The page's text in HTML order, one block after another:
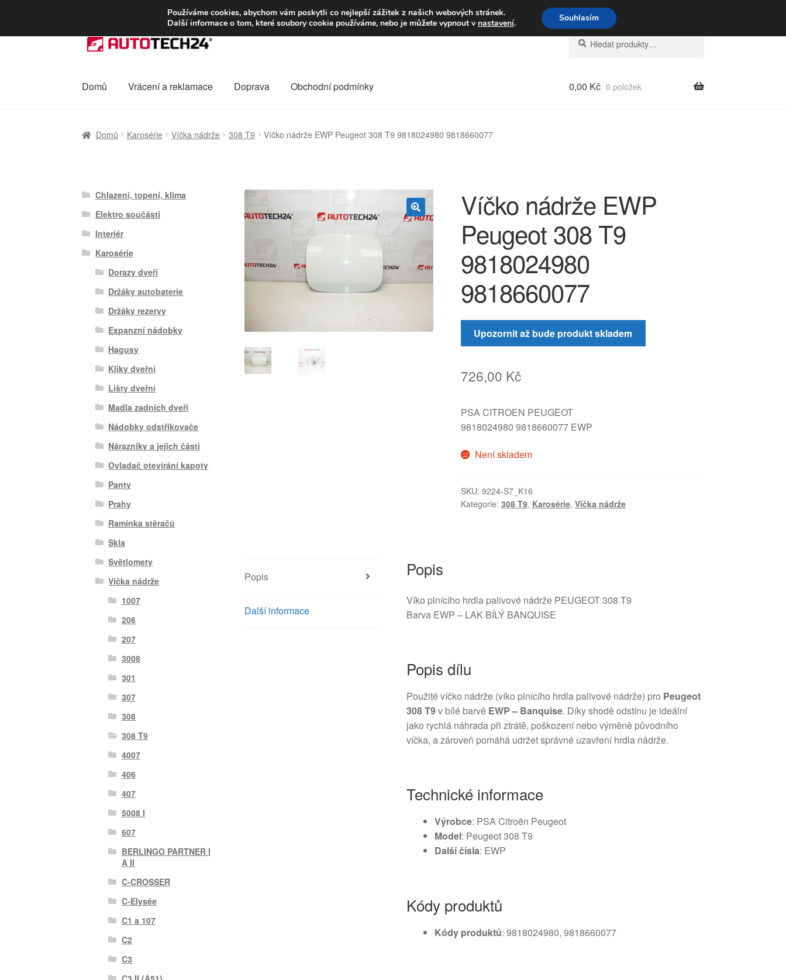
DOPRAVA od 139,-Kč Volejte po-pá 9-16 704 494 494
Přeskočit
na
Přejít
webu
Hledat:
Hledat
Domů Vrácení a reklamace Doprava Obchodní podmínky 0,00 Kč 0 položek
Domů Karosérie Víčka nádrže 308 T9 Víčko nádrže EWP Peugeot 308 T9 9818024980 9818660077
🔍
Víčko nádrže EWP
Peugeot 308 T9
9818024980
9818660077
Upozornit až bude produkt skladem
726,00 Kč
PSA CITROEN PEUGEOT
9818024980 9818660077 EWP
Není skladem
SKU: 9224-S7_K16
Kategorie: 308 T9, Karosérie, Víčka nádrže
Popis
Další informace
Popis
Víko plnícího hrdla palivové nádrže PEUGEOT 308 T9
Barva EWP – LAK BÍLÝ BANQUISE
Popis dílu
Použité víčko nádrže (víko plnícího hrdla palivové nádrže) pro Peugeot
308 T9v bílé barvě EWP – Banquise. Díky shodě odstínu je ideální
jako rychlá náhrada při ztrátě, poškození nebo výměně původního
víčka, a zároveň pomáhá udržet správné uzavření hrdla nádrže.
Technické informace
Výrobce: PSA Citroën Peugeot
Model: Peugeot 308 T9
Další čísla: EWP
Kódy produktů
Kódy produktů: 9818024980, 9818660077
Chlazení, topení, klima
Elektro součásti
Interiér
Karosérie
Dorazy dveří
Držáky autobaterie
Držáky rezervy
Expanzní nádobky
Hagusy
Kliky dveřní
Lišty dveřní
Madla zadních dveří
Nádobky odstřikovače
Nárazníky a jejich části
Ovladač otevírání kapoty
Panty
Prahy
Ramínka stěračů
Skla
Světlomety
Víčka nádrže
1007
206
207
3008
301
307
308
308 T9
4007
406
407
5008 I
607
BERLINGO PARTNER I
A II
C-CROSSER
C-Elysée
C1 a 107
C2
C3
Používáme cookies, abychom vám poskytli co nejlepší zážitek z našich webových stránek.
Další informace o tom, které soubory cookie používáme, nebo je můžete vypnout v nastavení. Souhlasím